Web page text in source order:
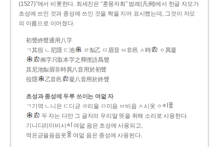
(1527)”에서 비롯한다. 최세진은 “훈몽자회” 범례(凡例)에서 한글 자모가
초성에 쓰인 것과 종성에 쓰인 것을 짝을 지어 표시했는데, 그것이 자모
의 이름으로 이어졌다.
初聲終聲通用八字
ㄱ其役 ㄴ尼隱 ㄷ池
ㄹ梨乙 ㅁ眉音 ㅂ非邑 ㅅ時
ㆁ異凝
兩字只取本字之釋俚語爲聲
其尼池梨眉非時異八音用於初聲
役隱
乙音邑 凝八音用於終聲
초성과 종성에 두루 쓰이는 여덟 자
ㄱ기역 ㄴ니은 ㄷ디귿 ㄹ리을 ㅁ미음 ㅂ비읍 ㅅ시옷 ㆁ
두 자는 다만 그 글자의 우리말 뜻을 취해 소리로 사용한다.
기니디리미비시
여덟 음은 초성에 사용되고,
역은귿을음읍옷
여덟 음은 종성에 사용된다.